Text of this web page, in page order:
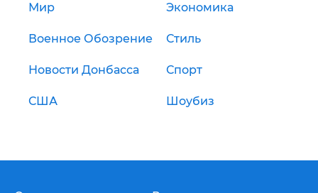
Мир Экономика
Военное Обозрение Стиль
Новости Донбасса Спорт
США Шоубиз